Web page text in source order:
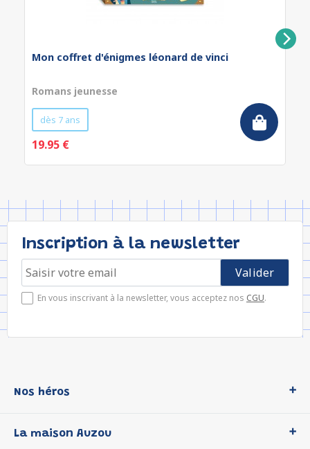
Mon coffret d'énigmes léonard de vinci
Romans jeunesse
dès 7 ans
19.95 €
Inscription à la newsletter
En vous inscrivant à la newsletter, vous acceptez nos CGU.
Nos héros
P'tit Loup
La maison Auzou